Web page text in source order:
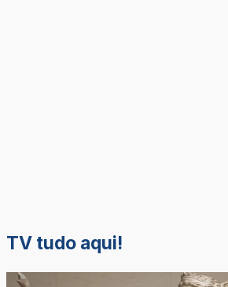
TV tudo aqui!